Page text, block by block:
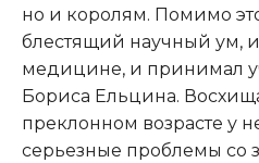
но и королям. Помимо
блестящий научный ум,
медицине, и принимал
Бориса Ельцина.
преклонном возрасте у
серьезные проблемы со